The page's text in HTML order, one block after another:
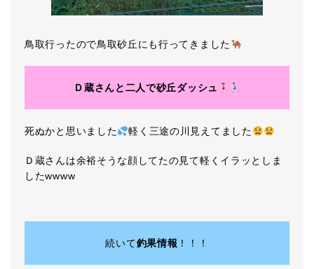
鳥取行ったので鳥取砂丘にも行ってきました
Ｄ蔵さんと二人で砂丘ダッシュ
死ぬかと思いました 軽く三途の川見えてました
Ｄ蔵さんは余裕そうな顔してたの見て軽くイラッとしま
したwwww
続いて釣果情報 ！！！